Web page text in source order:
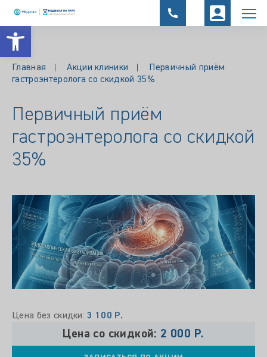
Открыть панель инструментов
Главная Акции клиники
Первичный приём
гастроэнтеролога со скидкой 35%
Первичный приём
гастроэнтеролога со скидкой
35%
Цена без скидки:3 100 Р.
Цена со скидкой: 2 000 Р.